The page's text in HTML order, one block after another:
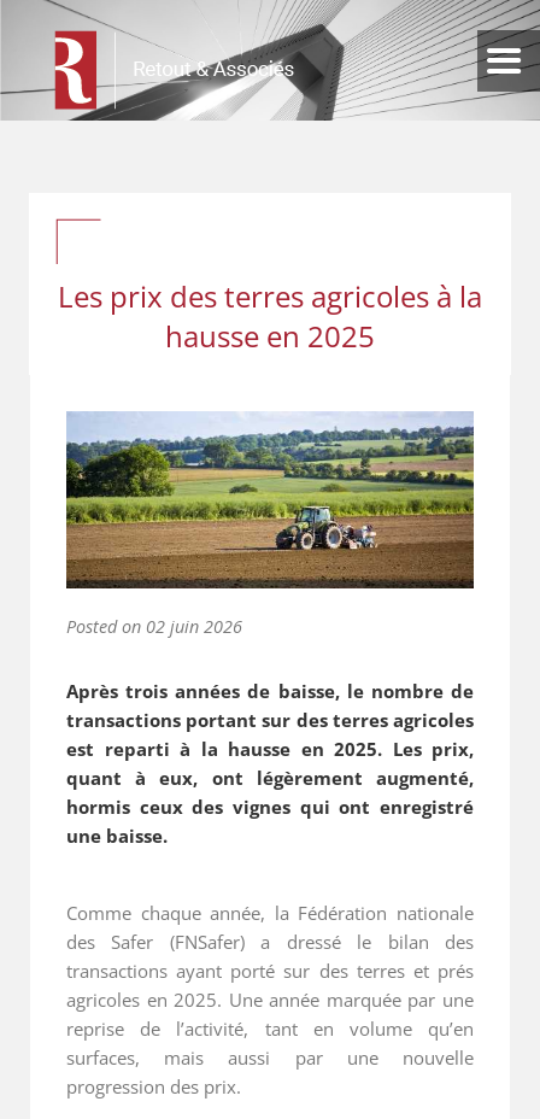
Les prix des terres agricoles à la
hausse en 2025
Posted on 02 juin 2026
Après trois années de baisse, le nombre de
transactions portant sur des terres agricoles
est reparti à la hausse en 2025. Les prix,
quant à eux, ont légèrement augmenté,
hormis ceux des vignes qui ont enregistré
une baisse.
Comme chaque année, la Fédération nationale
des Safer (FNSafer) a dressé le bilan des
transactions ayant porté sur des terres et prés
agricoles en 2025. Une année marquée par une
reprise de l’activité, tant en volume qu’en
surfaces, mais aussi par une nouvelle
progression des prix.